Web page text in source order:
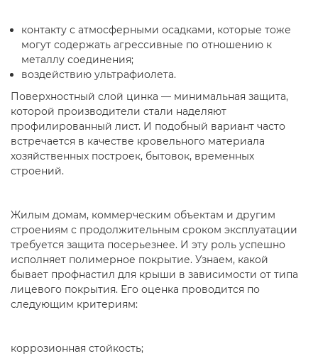
контакту с атмосферными осадками, которые тоже
могут содержать агрессивные по отношению к
металлу соединения;
воздействию ультрафиолета.
Поверхностный слой цинка — минимальная защита,
которой производители стали наделяют
профилированный лист. И подобный вариант часто
встречается в качестве кровельного материала
хозяйственных построек, бытовок, временных
строений.
Жилым домам, коммерческим объектам и другим
строениям с продолжительным сроком эксплуатации
требуется защита посерьезнее. И эту роль успешно
исполняет полимерное покрытие. Узнаем, какой
бывает профнастил для крыши в зависимости от типа
лицевого покрытия. Его оценка проводится по
следующим критериям:
коррозионная стойкость;